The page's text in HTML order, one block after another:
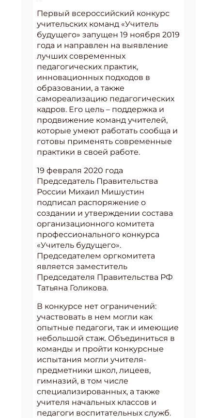
Первый всероссийский конкурс
учительских команд «Учитель
будущего» запущен 19 ноября 2019
года и направлен на выявление
лучших современных
педагогических практик,
инновационных подходов в
образовании, а также
самореализацию педагогических
кадров. Его цель – поддержка и
продвижение команд учителей,
которые умеют работать сообща и
готовы применять современные
практики в своей работе.
19 февраля 2020 года
Председатель Правительства
России Михаил Мишустин
подписал распоряжение о
создании и утверждении состава
организационного комитета
профессионального конкурса
«Учитель будущего».
Председателем оргкомитета
является заместитель
Председателя Правительства РФ
Татьяна Голикова.
В конкурсе нет ограничений:
участвовать в нем могли как
опытные педагоги, так и имеющие
небольшой стаж. Объединиться в
команды и пройти конкурсные
испытания могли учителя-
предметники школ, лицеев,
гимназий, в том числе
специализированных, а также
учителя начальных классов и
педагоги воспитательных служб.